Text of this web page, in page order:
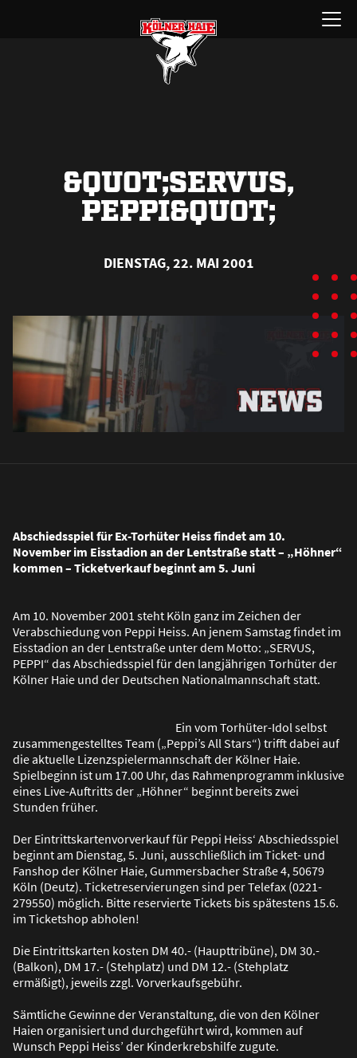
Menü
öffnen
&QUOT;SERVUS,
PEPPI&QUOT;
DIENSTAG, 22. MAI 2001
Abschiedsspiel für Ex-Torhüter Heiss findet am 10.
November im Eisstadion an der Lentstraße statt – „Höhner“
kommen – Ticketverkauf beginnt am 5. Juni
Am 10. November 2001 steht Köln ganz im Zeichen der
Verabschiedung von Peppi Heiss. An jenem Samstag findet im
Eisstadion an der Lentstraße unter dem Motto: „SERVUS,
PEPPI“ das Abschiedsspiel für den langjährigen Torhüter der
Kölner Haie und der Deutschen Nationalmannschaft statt.
Ein vom Torhüter-Idol selbst
zusammengestelltes Team („Peppi’s All Stars“) trifft dabei auf
die aktuelle Lizenzspielermannschaft der Kölner Haie.
Spielbeginn ist um 17.00 Uhr, das Rahmenprogramm inklusive
eines Live-Auftritts der „Höhner“ beginnt bereits zwei
Stunden früher.
Der Eintrittskartenvorverkauf für Peppi Heiss‘ Abschiedsspiel
beginnt am Dienstag, 5. Juni, ausschließlich im Ticket- und
Fanshop der Kölner Haie, Gummersbacher Straße 4, 50679
Köln (Deutz). Ticketreservierungen sind per Telefax (0221-
279550) möglich. Bitte reservierte Tickets bis spätestens 15.6.
im Ticketshop abholen!
Die Eintrittskarten kosten DM 40.- (Haupttribüne), DM 30.-
(Balkon), DM 17.- (Stehplatz) und DM 12.- (Stehplatz
ermäßigt), jeweils zzgl. Vorverkaufsgebühr.
Sämtliche Gewinne der Veranstaltung, die von den Kölner
Haien organisiert und durchgeführt wird, kommen auf
Wunsch Peppi Heiss’ der Kinderkrebshilfe zugute.